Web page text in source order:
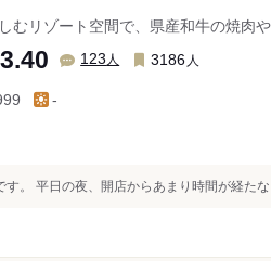
むリゾート空間で、県産和牛の焼肉
3.40 123 人 3186 人
-
す。 平日の夜、開店からあまり時間が経た